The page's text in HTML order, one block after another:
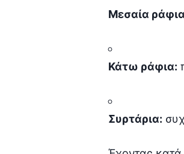
Μεσαία
Κάτω ράφια:
Συρτάρια: